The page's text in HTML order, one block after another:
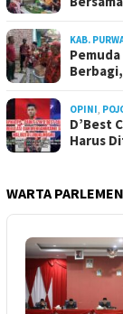
KAB.
OPINI
D’Best
Harus
WARTA PARLEMEN